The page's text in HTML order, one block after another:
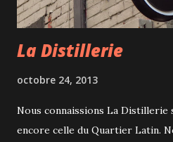
La Distillerie
octobre 24, 2013
Nous connaissions La Distillerie
encore celle du Quartier Latin.